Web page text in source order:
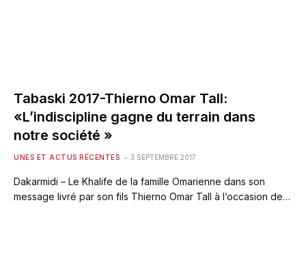
Tabaski 2017-Thierno Omar Tall:
«L’indiscipline gagne du terrain dans
notre société »
UNES ET ACTUS RÉCENTES 3 SEPTEMBRE 2017
Dakarmidi – Le Khalife de la famille Omarienne dans son
message livré par son fils Thierno Omar Tall à l’occasion de…